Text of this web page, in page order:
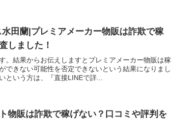
田蘭|プレミアメーカー物販は詐欺で稼
しました！
。結果からお伝えしますとプレミアメーカー物販は稼
できない可能性を否定できないという結果になりまし
という方は、『直接LINEで詳...
物販は詐欺で稼げない？口コミや評判を